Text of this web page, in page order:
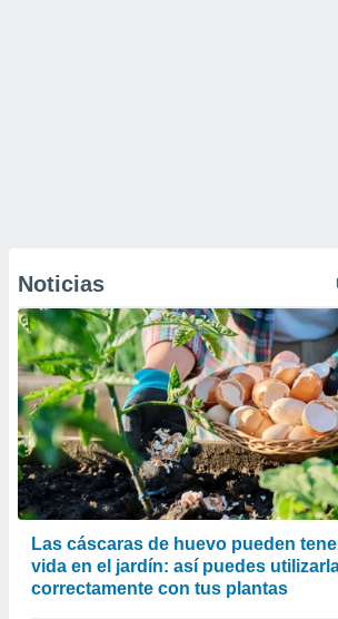
Noticias
Las cáscaras de huevo pueden
vida en el jardín: así puedes
correctamente con tus plantas